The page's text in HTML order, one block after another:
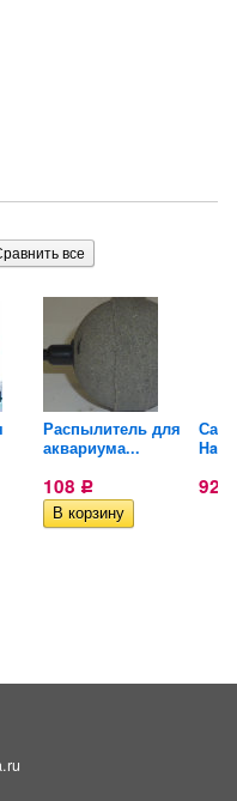
Распылитель для
аквариума...
108 Р 92